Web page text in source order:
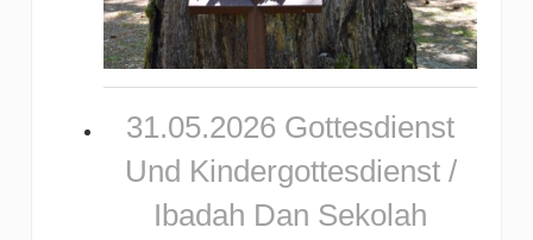
31.05.2026 Gottesdienst
Und Kindergottesdienst /
Ibadah Dan Sekolah